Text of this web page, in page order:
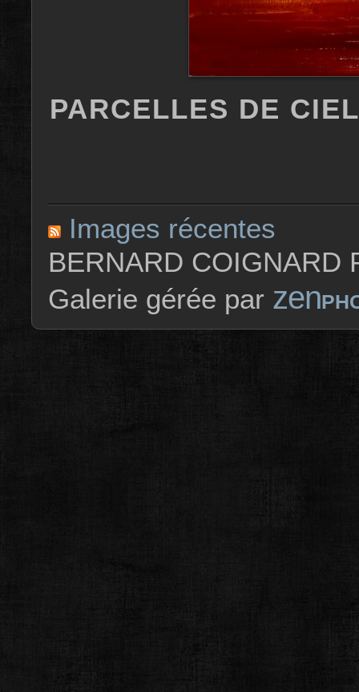
PARCELLES DE
Images récentes
BERNARD COIGNARD
Galerie gérée par zen